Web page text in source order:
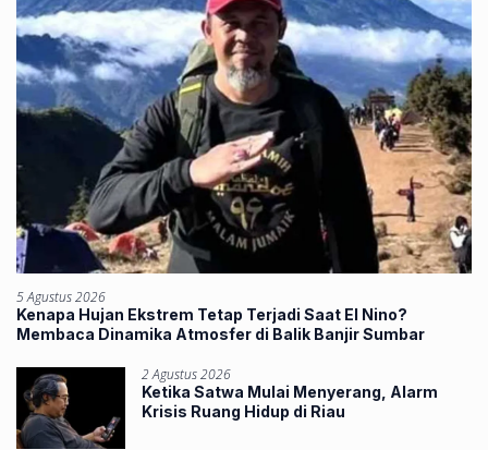
5 Agustus 2026
Kenapa Hujan Ekstrem Tetap Terjadi Saat El Nino?
Membaca Dinamika Atmosfer di Balik Banjir Sumbar
2 Agustus 2026
Ketika Satwa Mulai Menyerang, Alarm
Krisis Ruang Hidup di Riau